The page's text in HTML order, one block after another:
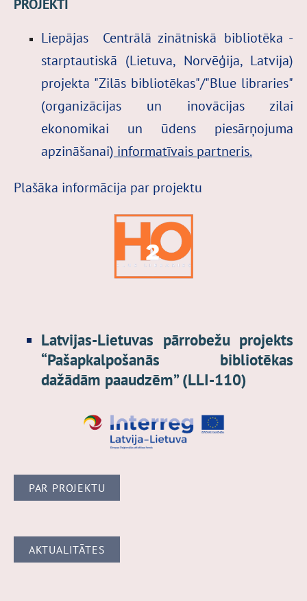
PROJEKTI
Liepājas Centrālā zinātniskā bibliotēka -
starptautiskā (Lietuva, Norvēģija, Latvija)
projekta "Zilās bibliotēkas"/"Blue libraries"
(organizācijas un inovācijas zilai
ekonomikai un ūdens piesārņojuma
apzināšanai) informatīvais partneris.
Plašāka informācija par projektu
Latvijas-Lietuvas pārrobežu projekts
“Pašapkalpošanās bibliotēkas
dažādām paaudzēm” (LLI-110)
PAR PROJEKTU
AKTUALITĀTES